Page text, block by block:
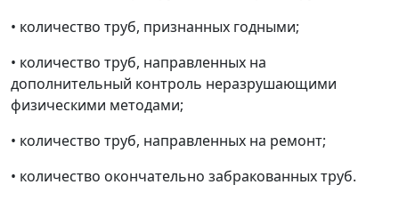
• количество труб, признанных годными;
• количество труб, направленных на
дополнительный контроль неразрушающими
физическими методами;
• количество труб, направленных на ремонт;
• количество окончательно забракованных труб.